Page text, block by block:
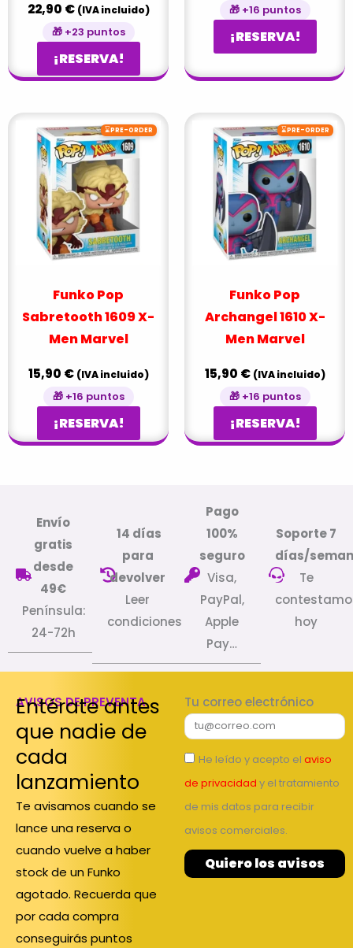
22,90 € (IVA incluido)
🎁 +23 puntos
¡RESERVA!
🎁 +16 puntos
¡RESERVA!
⌛PRE-ORDER
Funko Pop
Sabretooth 1609 X-
Men Marvel
15,90 € (IVA incluido)
🎁 +16 puntos
¡RESERVA!
⌛PRE-ORDER
Funko Pop
Archangel 1610 X-
Men Marvel
15,90 € (IVA incluido)
🎁 +16 puntos
¡RESERVA!
Envío
gratis
desde
49€
Península:
24-72h
14 días
para
devolver
Leer
condiciones
Pago
100%
seguro
Visa,
PayPal,
Apple
Pay…
Soporte 7
días/
Te
hoy
AVISOS DE PREVENTA
Entérate antes
que nadie de
cada
lanzamiento
Te avisamos cuando se
lance una reserva o
cuando vuelve a haber
stock de un Funko
agotado. Recuerda que
por cada compra
conseguirás puntos
Tu correo electrónico
He leído y acepto el aviso
de privacidad y el tratamiento
de mis datos para recibir
avisos comerciales.
Quiero los avisos